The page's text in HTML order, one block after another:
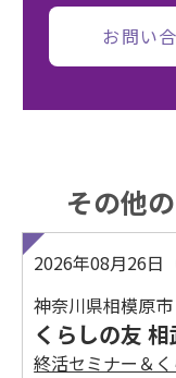
お問い
その他
2026年08月26日
神奈川県相模原市
くらしの友
終活セミナー＆